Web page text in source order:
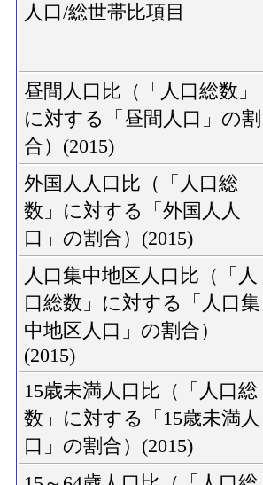
人口/総世帯比項目
昼間人口比（「人口総数」
に対する「昼間人口」の割
合）(2015)
外国人人口比（「人口総
数」に対する「外国人人
口」の割合）(2015)
人口集中地区人口比（「人
口総数」に対する「人口集
中地区人口」の割合）
(2015)
15歳未満人口比（「人口総
数」に対する「15歳未満人
口」の割合）(2015)